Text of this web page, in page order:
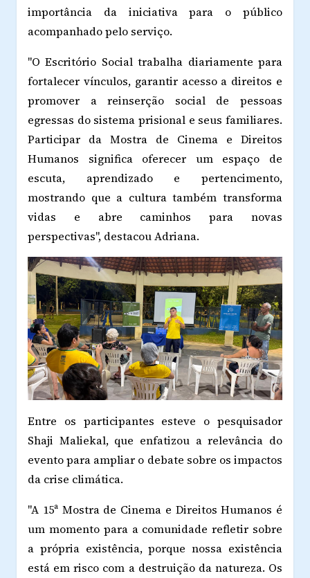
importância da iniciativa para o público
acompanhado pelo serviço.
"O Escritório Social trabalha diariamente para
fortalecer vínculos, garantir acesso a direitos e
promover a reinserção social de pessoas
egressas do sistema prisional e seus familiares.
Participar da Mostra de Cinema e Direitos
Humanos significa oferecer um espaço de
escuta, aprendizado e pertencimento,
mostrando que a cultura também transforma
vidas e abre caminhos para novas
perspectivas", destacou Adriana.
Entre os participantes esteve o pesquisador
Shaji Maliekal, que enfatizou a relevância do
evento para ampliar o debate sobre os impactos
da crise climática.
"A 15ª Mostra de Cinema e Direitos Humanos é
um momento para a comunidade refletir sobre
a própria existência, porque nossa existência
está em risco com a destruição da natureza. Os